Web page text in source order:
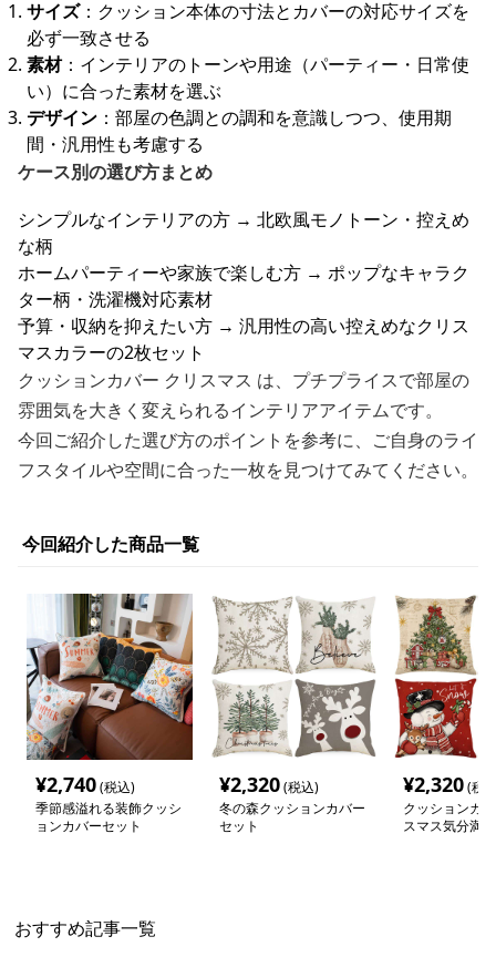
サイズ：クッション本体の寸法とカバーの対応サイズを
必ず一致させる
素材：インテリアのトーンや用途（パーティー・日常使
い）に合った素材を選ぶ
デザイン ：部屋の色調との調和を意識しつつ、使用期
間・汎用性も考慮する
ケース別の選び方まとめ
シンプルなインテリアの方 → 北欧風モノトーン・控えめ
な柄
ホームパーティーや家族で楽しむ方 → ポップなキャラク
ター柄・洗濯機対応素材
予算・収納を抑えたい方 → 汎用性の高い控えめなクリス
マスカラーの2枚セット
クッションカバー クリスマス は、プチプライスで部屋の
雰囲気を大きく変えられるインテリアアイテムです。
今回ご紹介した選び方のポイントを参考に、ご自身のライ
フスタイルや空間に合った一枚を見つけてみてください。
今回紹介した商品一覧
¥2,740(税込)
季節感溢れる装飾クッシ
ョンカバーセット
¥2,320(税込)
冬の森クッションカバー
セット
¥2,320(税
クッションカ
スマス気分満
おすすめ記事一覧